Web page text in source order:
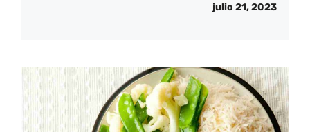
julio 21, 2023